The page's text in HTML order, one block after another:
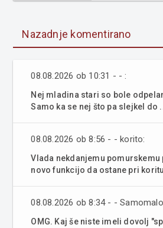
Nazadnje komentirano
08.08.2026 ob 10:31 - - :
Nej mladina stari so bole
Samo ka se nej što pa slejkel do
08.08.2026 ob 8:56 - - korito:
Vlada nekdanjemu pomurskemu
novo funkcijo da ostane pri
08.08.2026 ob 8:34 - -
OMG. Kaj še niste imeli dovolj